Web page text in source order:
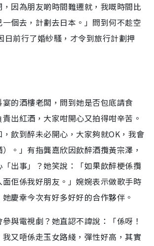
因為朋友啲時間難遷就，我嘅時間比
個去，計劃去日本。」問到何不趁空
日前行了婚紗騷，才令到旅行計劃押
的酒樓老闆，問到她是否包底請食
出紅酒，大家咁開心又拍得咁辛苦。
，飲到醉未必開心，大家夠就OK，我會
。」有指龔嘉欣因飲醉酒攬黃宗澤，
出事」？她笑說：「如果飲醉梗係攬
佢係我好朋友。」婉婉表示做歌手時
慶幸今次有好多好好的合作夥伴。
與電視劇？她直認不諱說：「係呀！
又唔係走玉女路綫，彈性好高，其實